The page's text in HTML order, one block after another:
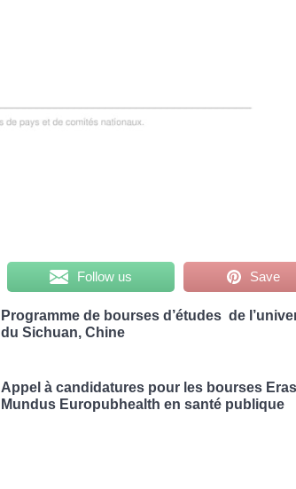
Follow us Save
Programme de bourses d’études de
du Sichuan, Chine
Appel à candidatures pour les bourses
Mundus Europubhealth en santé publique